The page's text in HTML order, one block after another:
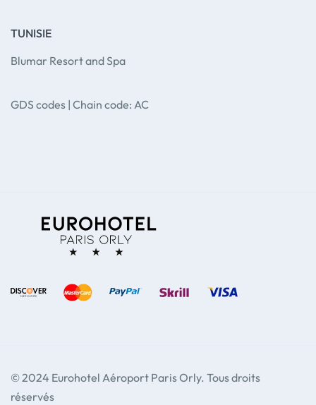
TUNISIE
Blumar Resort and Spa
GDS codes | Chain code: AC
© 2024 Eurohotel Aéroport Paris Orly. Tous droits
réservés